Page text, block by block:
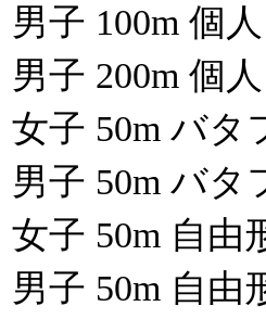
男子 100m 個
男子 200m 個
女子 50m バタ
男子 50m バタ
女子 50m 自由
男子 50m 自由